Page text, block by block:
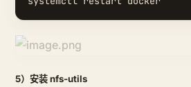
5）安装 nfs-utils